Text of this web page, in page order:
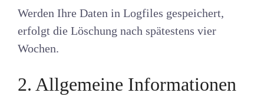
Werden Ihre Daten in Logfiles gespeichert,
erfolgt die Löschung nach spätestens vier
Wochen.
2. Allgemeine Informationen